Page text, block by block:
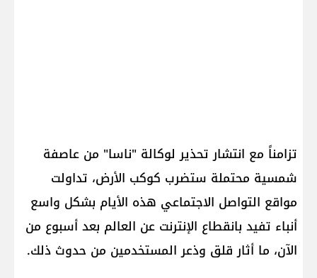
تزامناً مع انتشار تحذير لوكالة "ناسا" من عاصفة
شمسية محتملة ستضرب كوكب الأرض، تداولت
مواقع التواصل الاجتماعي هذه الأيام بشكل واسع
أنباء تفيد بانقطاع الإنترنت عن العالم بعد أسبوع من
الآن، ما أثار قلق وذعر المستخدمين من حدوث ذلك.